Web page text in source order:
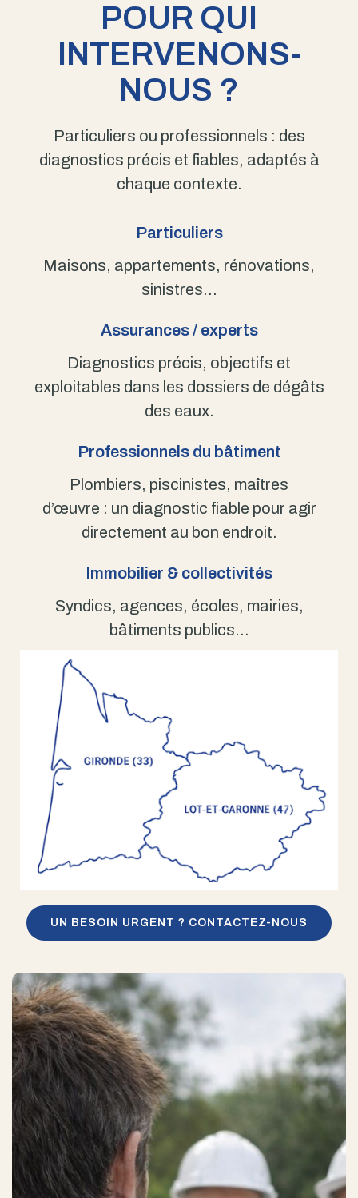
POUR QUI
INTERVENONS-
NOUS ?
Particuliers ou professionnels : des
diagnostics précis et fiables, adaptés à
chaque contexte.
Particuliers
Maisons, appartements, rénovations,
sinistres…
Assurances / experts
Diagnostics précis, objectifs et
exploitables dans les dossiers de dégâts
des eaux.
Professionnels du bâtiment
Plombiers, piscinistes, maîtres
d’œuvre : un diagnostic fiable pour agir
directement au bon endroit.
Immobilier & collectivités
Syndics, agences, écoles, mairies,
bâtiments publics…
UN BESOIN URGENT ? CONTACTEZ-NOUS